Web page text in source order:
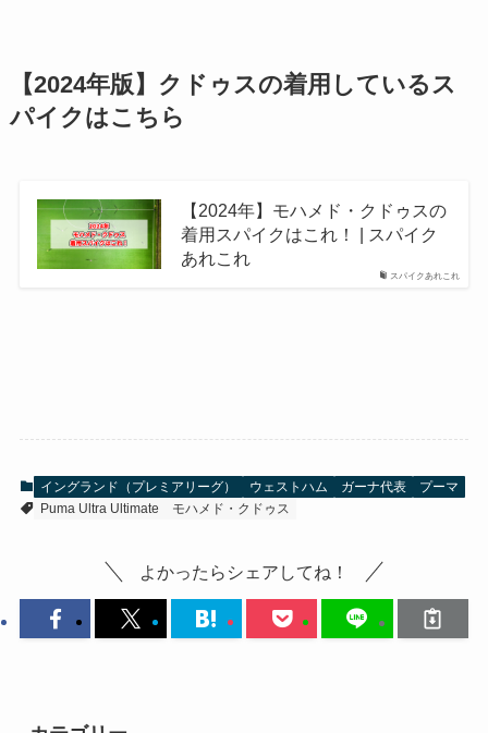
【2024年版】クドゥスの着用しているス
パイクはこちら
スパイクあれこれ
【2024年】モハメド・クドゥスの
着用スパイクはこれ！ | スパイク
あれこれ
イングランド（プレミアリーグ） ウェストハム ガーナ代表
プーマ
Puma Ultra Ultimate
モハメド・クドゥス
よかったらシェアしてね！